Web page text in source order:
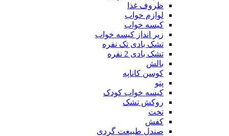
ظروف غذا
لوازم خواب
کیسه خواب
زیر انداز کیسه خواب
تشک بادی تک نفره
تشک بادی 2 نفره
بالش
کوسن کاناپه
پتو
کیسه خواب کودک
روکش تشک
تخت
کفش
صندل طبیعت گردی